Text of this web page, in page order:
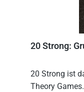
20 Strong:
20 Strong ist
Theory